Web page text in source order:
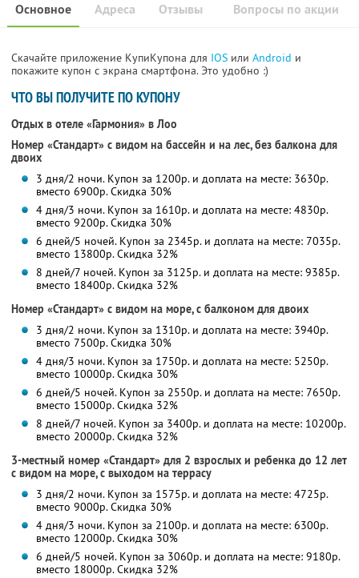
Основное Отзывы Вопросы по акции
Адреса
Скачайте приложение КупиКупона для IOS или Android и
покажите купон с экрана смартфона. Это удобно :)
ЧТО ВЫ ПОЛУЧИТЕ ПО КУПОНУ
Отдых в отеле «Гармония» в Лоо
Номер «Стандарт» с видом на бассейн и на лес, без балкона для
двоих
3 дня/2 ночи. Купон за 1200р. и доплата на месте: 3630р.
вместо 6900р.Скидка 30%
4 дня/3 ночи. Купон за 1610р. и доплата на месте: 4830р.
вместо 9200р.Скидка 30%
6 дней/5 ночей. Купон за 2345р. и доплата на месте: 7035р.
вместо 13800р. Скидка 32%
8 дней/7 ночей. Купон за 3125р. и доплата на месте: 9385р.
вместо 18400р. Скидка 32%
Номер «Стандарт» с видом на море, с балконом для двоих
3 дня/2 ночи. Купон за 1310р. и доплата на месте: 3940р.
вместо 7500р.Скидка 30%
4 дня/3 ночи. Купон за 1750р. и доплата на месте: 5250р.
вместо 10000р.Скидка 30%
6 дней/5 ночей. Купон за 2550р. и доплата на месте: 7650р.
вместо 15000р. Скидка 32%
8 дней/7 ночей. Купон за 3400р. и доплата на месте: 10200р.
вместо 20000р. Скидка 32%
3-местный номер «Стандарт» для 2 взрослых и ребенка до 12 лет
с видом на море, с выходом на террасу
3 дня/2 ночи. Купон за 1575р. и доплата на месте: 4725р.
вместо 9000р.Скидка 30%
4 дня/3 ночи. Купон за 2100р. и доплата на месте: 6300р.
вместо 12000р.Скидка 30%
6 дней/5 ночей. Купон за 3060р. и доплата на месте: 9180р.
вместо 18000р. Скидка 32%